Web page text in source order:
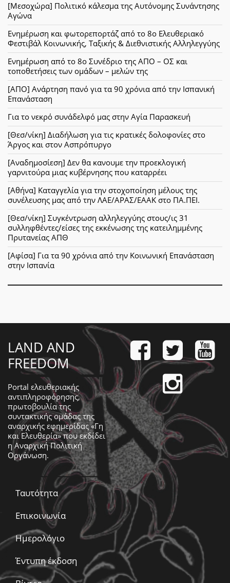
[Μεσοχώρα] Πολιτικό κάλεσμα της Αυτόνομης Συνάντησης
Αγώνα
Ενημέρωση και φωτορεπορτάζ από το 8ο Ελευθεριακό
Φεστιβάλ Κοινωνικής, Ταξικής & Διεθνιστικής Αλληλεγγύης
Ενημέρωση από το 8ο Συνέδριο της ΑΠΟ – ΟΣ και
τοποθετήσεις των ομάδων – μελών της
[ΑΠΟ] Ανάρτηση πανό για τα 90 χρόνια από την Ισπανική
Επανάσταση
Για το νεκρό συνάδελφό μας στην Αγία Παρασκευή
[Θεσ/νίκη] Διαδήλωση για τις κρατικές δολοφονίες στο
Άργος και στον Ασπρόπυργο
[Αναδημοσίεση] Δεν θα κανουμε την προεκλογική
γαρνιτούρα μιας κυβέρνησης που καταρρέει
[Αθήνα] Καταγγελία για την στοχοποίηση μέλους της
συνέλευσης μας από την ΛΑΕ/ΑΡΑΣ/ΕΑΑΚ στο ΠΑ.ΠΕΙ.
[Θεσ/νίκη] Συγκέντρωση αλληλεγγύης στους/ις 31
συλληφθέντες/είσες της εκκένωσης της κατειλημμένης
Πρυτανείας ΑΠΘ
[Αφίσα] Για τα 90 χρόνια από την Κοινωνική Επανάσταση
στην Ισπανία
LAND AND
FREEDOM
Portal ελευθεριακής
αντιπληροφόρησης,
πρωτοβουλία της
συντακτικής ομάδας της
αναρχικής εφημερίδας «Γη
και Ελευθερία» που εκδίδει
ηΑναρχική Πολιτική
Οργάνωση.
Ταυτότητα
Επικοινωνία
Ημερολόγιο
Έντυπη έκδοση